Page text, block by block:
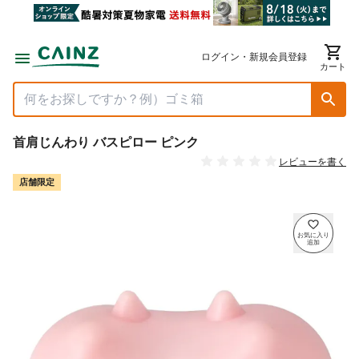
ログイン・新規会員登録
カート
首肩じんわり バスピロー ピンク
レビューを書く
店舗限定